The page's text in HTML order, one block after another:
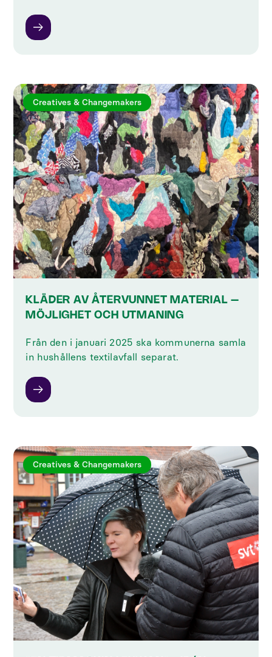
Creatives & Changemakers
KLÄDER AV ÅTERVUNNET MATERIAL –
MÖJLIGHET OCH UTMANING
Från den i januari 2025 ska kommunerna samla
in hushållens textilavfall separat.
Creatives & Changemakers